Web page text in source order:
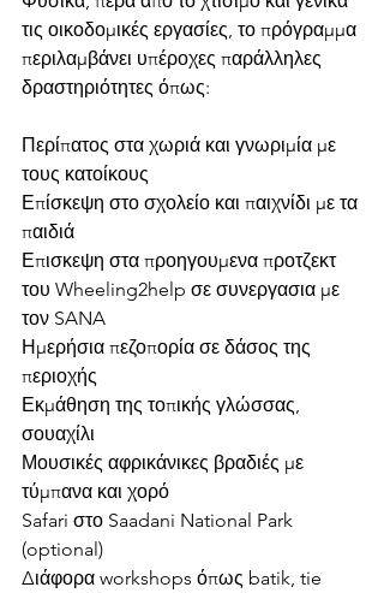
τις οικοδομικές εργασίες, το πρόγραμμα
περιλαμβάνει υπέροχες παράλληλες
δραστηριότητες όπως:
Περίπατος στα χωριά και γνωριμία με
τους κατοίκους
Επίσκεψη στο σχολείο και παιχνίδι με τα
παιδιά
Επισκεψη στα προηγουμενα προτζεκτ
του Wheeling2help σε συνεργασια με
τον SANA
Ημερήσια πεζοπορία σε δάσος της
περιοχής
Εκμάθηση της τοπικής γλώσσας,
σουαχίλι
Μουσικές αφρικάνικες βραδιές με
τύμπανα και χορό
Safari στο Saadani National Park
(optional)
Διάφορα workshops όπως batik, tie